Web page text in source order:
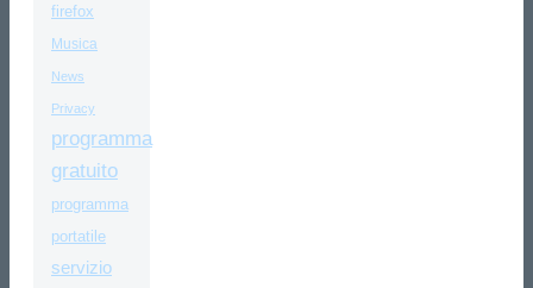
firefox
Musica
News
Privacy
programma
gratuito
programma
portatile
servizio